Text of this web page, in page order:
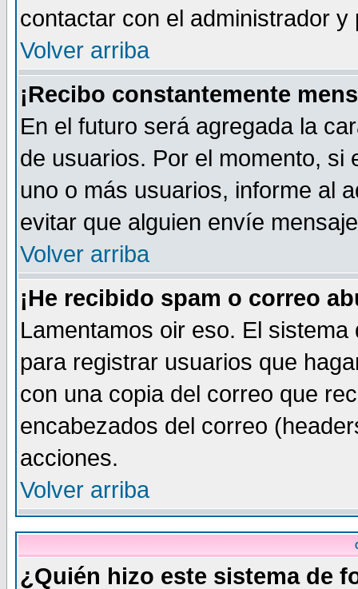
contactar con el administrador y
Volver arriba
¡Recibo constantemente
En el futuro será agregada la
de usuarios. Por el momento, si
uno o más usuarios, informe al
evitar que alguien envíe
Volver arriba
¡He recibido spam o correo
Lamentamos oir eso. El
para registrar usuarios que
con una copia del correo que
encabezados del correo
acciones.
Volver arriba
¿Quién hizo este sistema de